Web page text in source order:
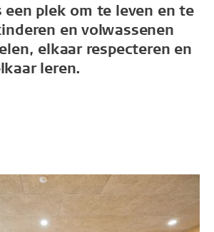
een plek om te leven en te
en volwassenen
elkaar respecteren en
leren.